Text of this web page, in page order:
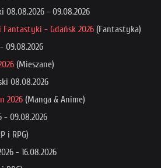
08.08.2026 - 09.08.2026
Fantastyki - Gdańsk 2026 (Fantastyka)
- 09.08.2026
(Mieszane)
08.08.2026
2026 (Manga & Anime)
- 09.08.2026
i RPG)
- 16.08.2026